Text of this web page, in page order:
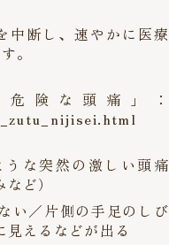
中断し、速やかに医療
。
険な頭痛」：
な突然の激しい頭痛
ど）
い／片側の手足のしび
えるなどが出る